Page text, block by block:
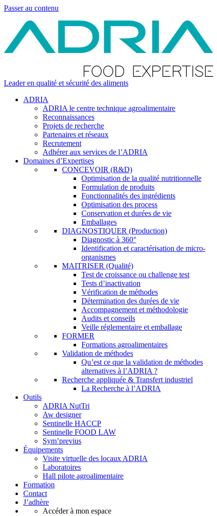
Passer au contenu
Leader en qualité et sécurité des aliments
ADRIA
ADRIA le centre technique agroalimentaire
Reconnaissances
Projets de recherche
Partenaires et réseaux
Recrutement
Adhérer aux services de l’ADRIA
Domaines d’Expertises
CONCEVOIR (R&D)
Optimisation de la qualité nutritionnelle
Formulation de produits
Fonctionnalités des ingrédients
Optimisation des process
Conservation et durées de vie
Emballages
DIAGNOSTIQUER (Production)
Diagnostic à 360°
Identification et caractérisation de micro-
organismes
MAITRISER (Qualité)
Test de croissance ou challenge test
Tests d’inactivation
Vérification de méthodes
Détermination des durées de vie
Accompagnement et méthodologie
Audits et conseils
Veille réglementaire et emballage
FORMER
Formations agroalimentaires
Validation de méthodes
Qu’est ce que la validation de méthodes
alternatives à l’ADRIA ?
Recherche appliquée & Transfert industriel
La Recherche à l’ADRIA
Outils
ADRIA NutTri
Aw designer
Sentinelle HACCP
Sentinelle FOOD LAW
Sym’previus
Équipements
Visite virtuelle des locaux ADRIA
Laboratoires
Hall pilote agroalimentaire
Formation
Contact
J’adhère
Accéder à mon espace